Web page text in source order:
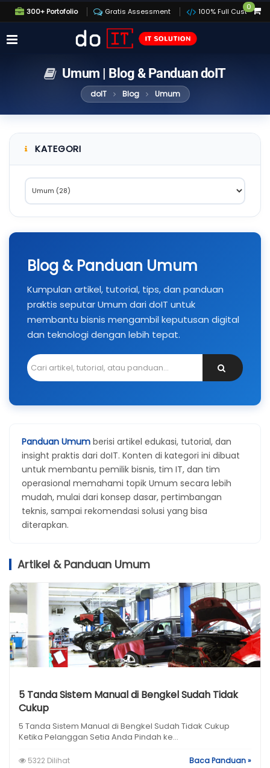
300+ Portofolio Gratis Assessment 100% Full Custom
0
Umum | Blog & Panduan doIT
doIT Blog Umum
KATEGORI
Blog & Panduan Umum
Kumpulan artikel, tutorial, tips, dan panduan
praktis seputar Umum dari doIT untuk
membantu bisnis mengambil keputusan digital
dan teknologi dengan lebih tepat.
Panduan Umum berisi artikel edukasi, tutorial, dan
insight praktis dari doIT. Konten di kategori ini dibuat
untuk membantu pemilik bisnis, tim IT, dan tim
operasional memahami topik Umum secara lebih
mudah, mulai dari konsep dasar, pertimbangan
teknis, sampai rekomendasi solusi yang bisa
diterapkan.
Artikel & Panduan Umum
5 Tanda Sistem Manual di Bengkel Sudah Tidak
Cukup
5 Tanda Sistem Manual di Bengkel Sudah Tidak Cukup
Ketika Pelanggan Setia Anda Pindah ke...
5322 Dilihat Baca Panduan »